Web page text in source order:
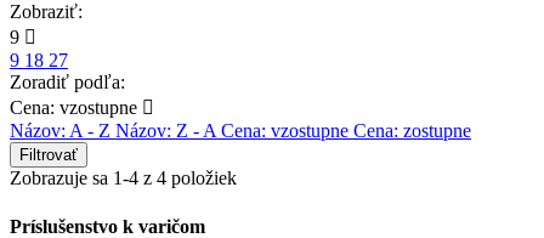
Zobraziť:
9 
9 18 27
Zoradiť podľa:
Cena: vzostupne 
Názov: A - Z Názov: Z - A Cena: vzostupne Cena: zostupne
Filtrovať
Zobrazuje sa 1-4 z 4 položiek
Príslušenstvo k varičom